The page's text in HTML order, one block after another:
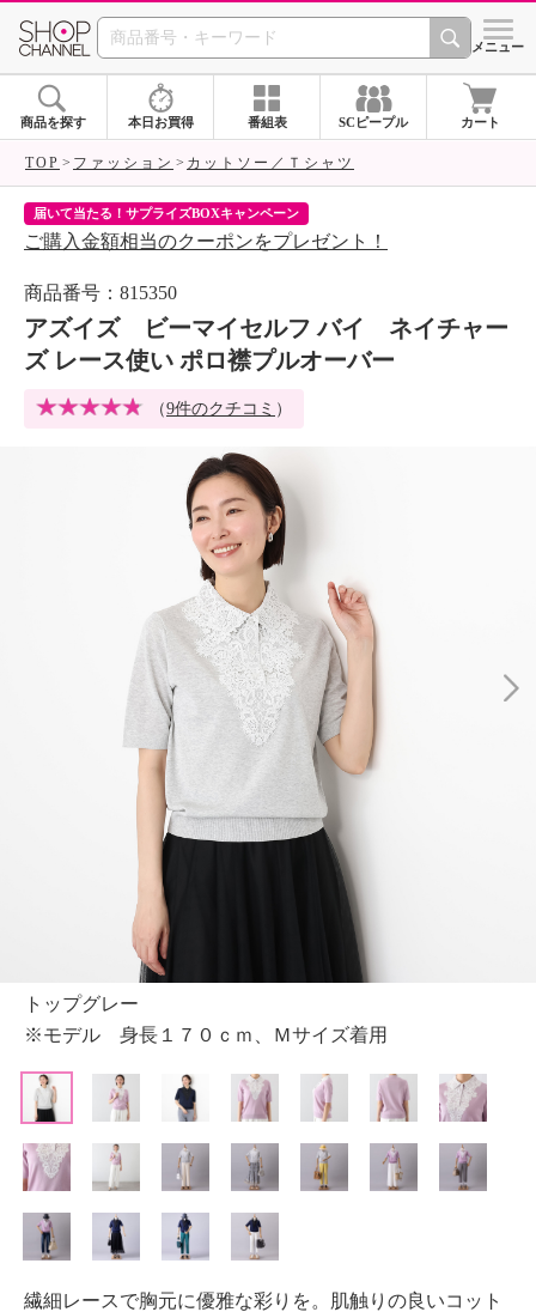
SHOP CHANNEL シメニュー
商品を探す 本日お買得 番組表 SCピープル カート
TOP ファッション カットソー／Ｔシャツ
届いて当たる！サプライズBOXキャンペーン
ご購入金額相当のクーポンをプレゼント！
商品番号：815350
アズイズ ビーマイセルフ バイ ネイチャー
ズ レース使い ポロ襟プルオーバー
（9件のクチコミ ）
トップグレー
※モデル 身長１７０ｃｍ、Ｍサイズ着用
繊細レースで胸元に優雅な彩りを。肌触りの良いコット